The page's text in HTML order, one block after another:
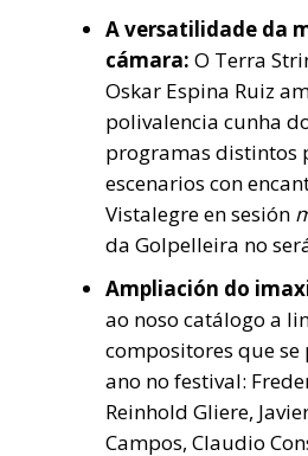
A versatilidade da
cámara: O Terra
Oskar Espina Ruiz
polivalencia cunha
programas distintos
escenarios con
Vistalegre en sesión
da Golpelleira no
Ampliación do
ao noso catálogo a
compositores que se
ano no festival:
Reinhold Gliere,
Campos, Claudio